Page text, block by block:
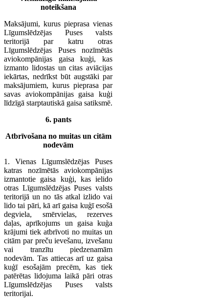
noteikšana
Maksājumi, kurus pieprasa vienas
Līgumslēdzējas Puses valsts
teritorijā par katru otras
Līgumslēdzējas Puses nozīmētās
aviokompānijas gaisa kuģi, kas
izmanto lidostas un citas aviācijas
iekārtas, nedrīkst būt augstāki par
maksājumiem, kurus pieprasa par
savas aviokompānijas gaisa kuģi
līdzīgā starptautiskā gaisa satiksmē.
6. pants
Atbrīvošana no muitas un citām
nodevām
1. Vienas Līgumslēdzējas Puses
katras nozīmētās aviokompānijas
izmantotie gaisa kuģi, kas ielido
otras Līgumslēdzējas Puses valsts
teritorijā un no tās atkal izlido vai
lido tai pāri, kā arī gaisa kuģī esošā
degviela, smērvielas, rezerves
daļas, aprīkojums un gaisa kuģa
krājumi tiek atbrīvoti no muitas un
citām par preču ievešanu, izvešanu
vai tranzītu piedzenamām
nodevām. Tas attiecas arī uz gaisa
kuģī esošajām precēm, kas tiek
patērētas lidojuma laikā pāri otras
Līgumslēdzējas Puses valsts
teritorijai.